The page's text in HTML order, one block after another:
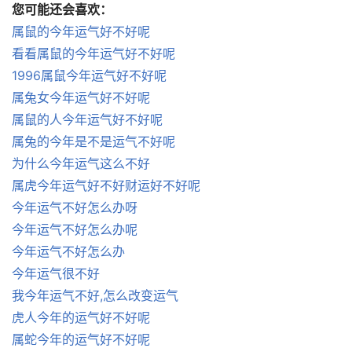
您可能还会喜欢：
属鼠的今年运气好不好呢
看看属鼠的今年运气好不好呢
1996属鼠今年运气好不好呢
属兔女今年运气好不好呢
属鼠的人今年运气好不好呢
属兔的今年是不是运气不好呢
为什么今年运气这么不好
属虎今年运气好不好财运好不好呢
今年运气不好怎么办呀
今年运气不好怎么办呢
今年运气不好怎么办
今年运气很不好
我今年运气不好,怎么改变运气
虎人今年的运气好不好呢
属蛇今年的运气好不好呢